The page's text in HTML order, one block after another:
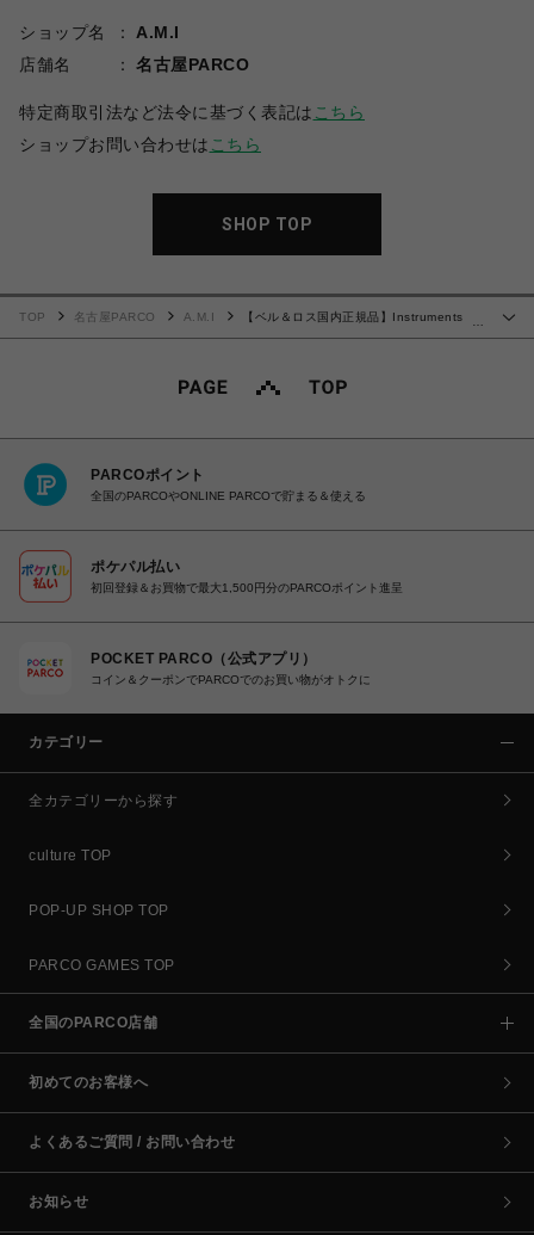
ショップ名
A.M.I
店舗名
名古屋PARCO
特定商取引法など法令に基づく表記は こちら
ショップお問い合わせは こちら
SHOP TOP
…
TOP 名古屋PARCO A.M.I
【ベル＆ロス国内正規品】Instruments
PARCOポイント
全国のPARCOやONLINE PARCOで貯まる＆使える
ポケパル払い
初回登録＆お買物で最大1,500円分のPARCOポイント進呈
POCKET PARCO（公式アプリ）
コイン＆クーポンでPARCOでのお買い物がオトクに
カテゴリー
全カテゴリーから探す
culture TOP
POP-UP SHOP TOP
PARCO GAMES TOP
全国のPARCO店舗
初めてのお客様へ
よくあるご質問 / お問い合わせ
お知らせ